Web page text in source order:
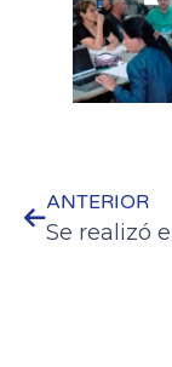
ANTERIOR